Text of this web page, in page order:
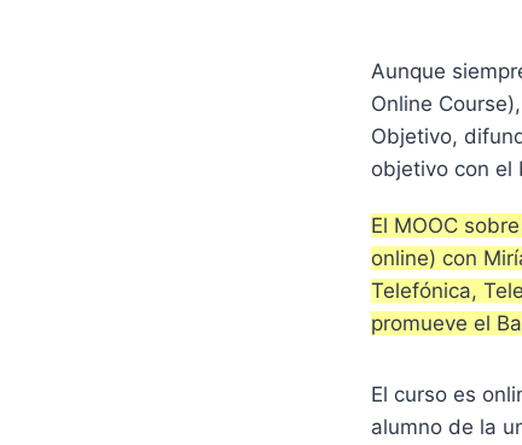
Aunque
Online
Objetivo,
objetivo con el
El MOOC
online) con
Telefónica,
promueve el
El curso es
alumno de la